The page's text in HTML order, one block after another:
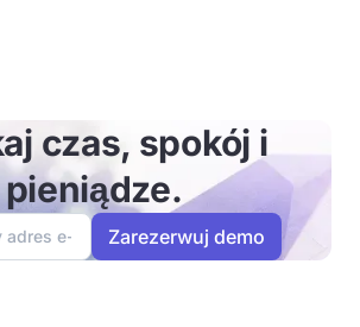
czas, spokój i
pieniądze.